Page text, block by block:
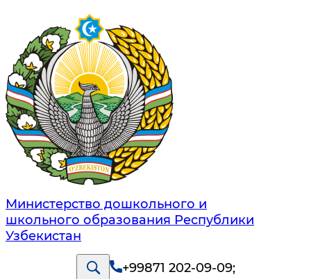
Министерство дошкольного и
школьного образования Республики
Узбекистан
+99871 202-09-09;